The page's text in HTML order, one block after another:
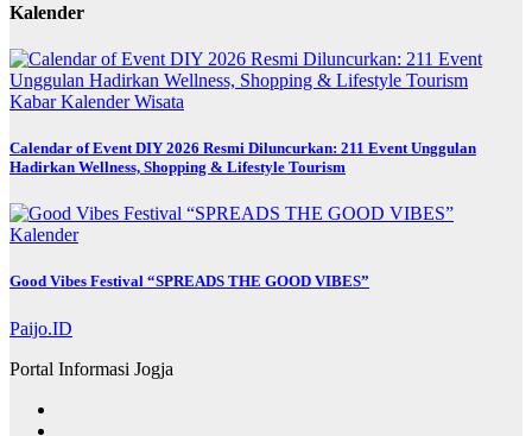
Kalender
KabarKalenderWisata
Calendar of Event DIY 2026 Resmi Diluncurkan: 211 Event Unggulan
Hadirkan Wellness, Shopping & Lifestyle Tourism
Kalender
Good Vibes Festival “SPREADS THE GOOD VIBES”
Paijo.ID
Portal Informasi Jogja